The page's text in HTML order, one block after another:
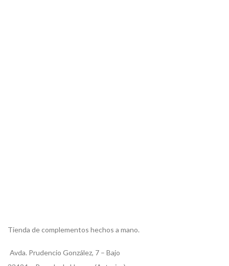
Tienda de complementos hechos a mano.
Avda. Prudencio González, 7 – Bajo